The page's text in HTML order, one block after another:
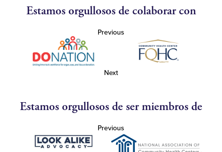
Estamos orgullosos de colaborar con
Previous
Next
Estamos orgullosos de ser miembros de
Previous